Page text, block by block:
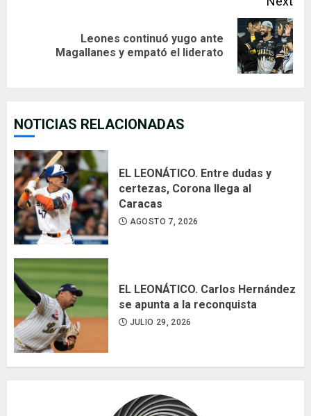
Leones continuó yugo ante
Magallanes y empató el liderato
NOTICIAS RELACIONADAS
EL LEONÁTICO. Entre dudas y
certezas, Corona llega al
Caracas
AGOSTO 7, 2026
EL LEONÁTICO. Carlos Hernández
se apunta a la reconquista
JULIO 29, 2026